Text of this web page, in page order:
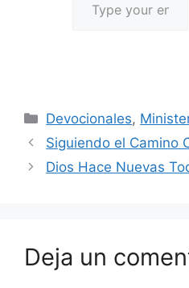
Devocionales,
Siguiendo el Camino
Dios Hace Nuevas
Deja un